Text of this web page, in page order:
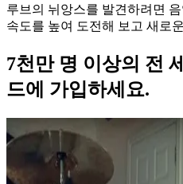
루브의 뉘앙스를 발견하려면
속도를 높여 도전해 보고 새로
7천만 명 이상의 전
드에 가입하세요.